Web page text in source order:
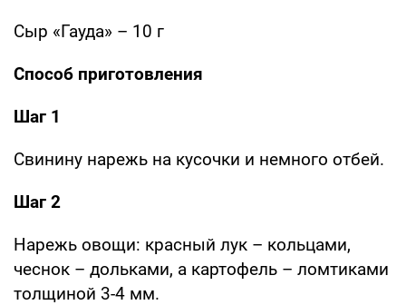
Сыр «Гауда» – 10 г
Способ приготовления
Шаг 1
Свинину нарежь на кусочки и немного отбей.
Шаг 2
Нарежь овощи: красный лук – кольцами,
чеснок – дольками, а картофель – ломтиками
толщиной 3-4 мм.